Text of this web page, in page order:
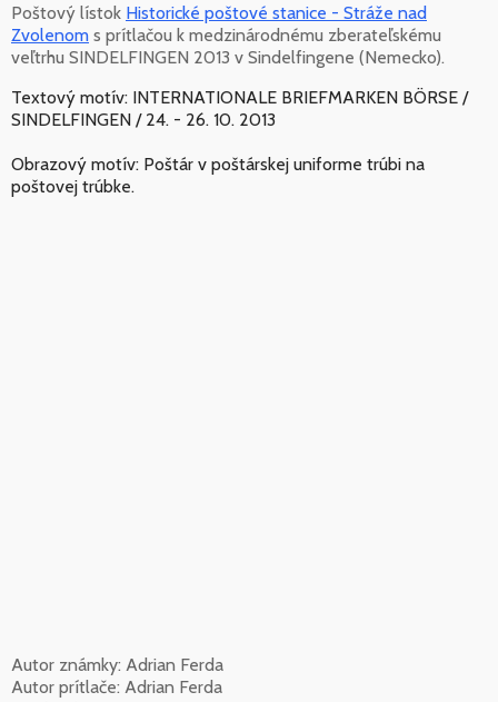
Poštový lístok Historické poštové stanice - Stráže nad
Zvolenom s prítlačou k medzinárodnému zberateľskému
veľtrhu SINDELFINGEN 2013 v Sindelfingene (Nemecko).
Textový motív: INTERNATIONALE BRIEFMARKEN BÖRSE /
SINDELFINGEN / 24. - 26. 10. 2013
Obrazový motív: Poštár v poštárskej uniforme trúbi na
poštovej trúbke.
Autor známky: Adrian Ferda
Autor prítlače: Adrian Ferda